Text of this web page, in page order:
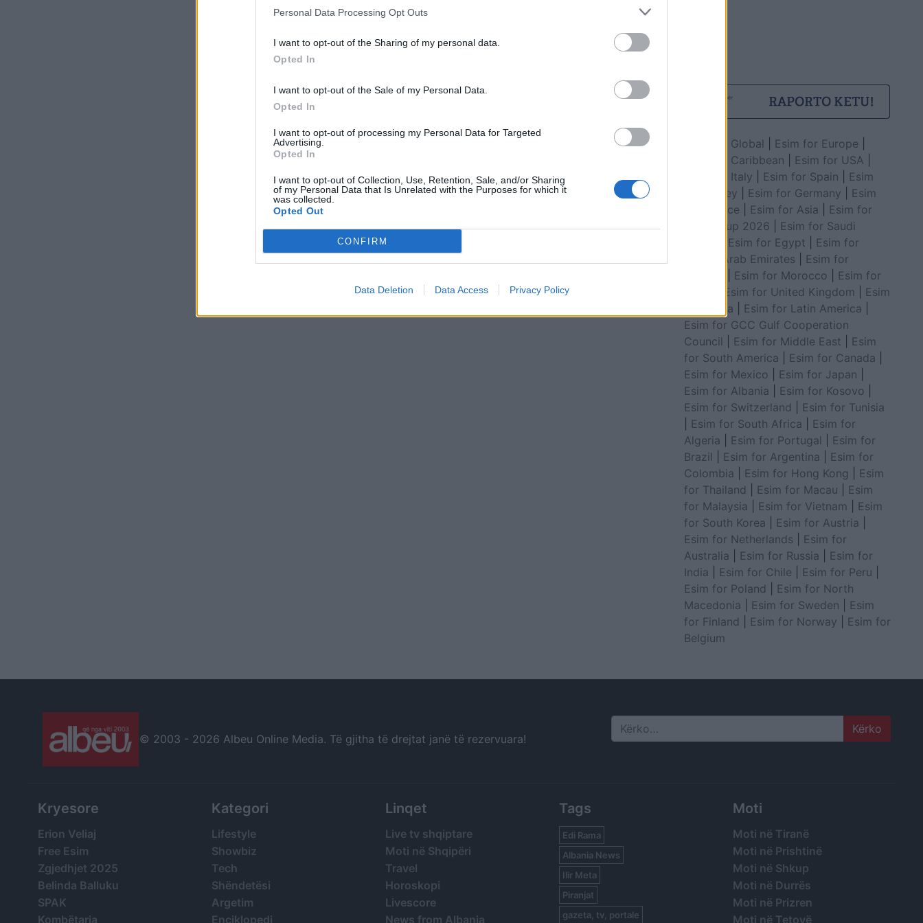
Personal Data Processing Opt Outs
I want to opt-out of the Sharing of my personal data.
Opted In
I want to opt-out of the Sale of my Personal Data.
Opted In
I want to opt-out of processing my Personal Data for Targeted
Advertising.
Opted In
I want to opt-out of Collection, Use, Retention, Sale, and/or Sharing
of my Personal Data that Is Unrelated with the Purposes for which it
was collected.
Opted Out
CONFIRM
Data Deletion Data Access Privacy Policy
Esim for Global Esim for Europe
Esim for Caribbean
Esim for USA
Esim for Italy
Esim for Spain
Esim
for Turkey
Esim for Germany
Esim
for Greece
Esim for Asia
Esim for
World Cup 2026
Esim for Saudi
Esim for Egypt
Esim for
United Arab Emirates
Esim for
Esim for Morocco
Esim for
Esim for United Kingdom
Esim
for Africa
Esim for Latin America
Esim for GCC Gulf Cooperation
Council
Esim for Middle East
Esim
for South America
Esim for Canada
Esim for Mexico
Esim for Japan
Esim for Albania
Esim for Kosovo
Esim for Switzerland
Esim for Tunisia
Esim for South Africa
Esim for
Algeria
Esim for Portugal
Esim for
Brazil
Esim for Argentina
Esim for
Colombia
Esim for Hong Kong
Esim
for Thailand
Esim for Macau
Esim
for Malaysia
Esim for Vietnam
Esim
for South Korea
Esim for Austria
Esim for Netherlands
Esim for
Australia
Esim for Russia
Esim for
India
Esim for Chile Esim for Peru
Esim for Poland
Esim for North
Macedonia
Esim for Sweden
Esim
for Finland
Esim for Norway
Esim for
Belgium
© 2003 - 2026 Albeu Online Media. Të gjitha të drejtat janë të rezervuara! Search
Kryesore
Erion Veliaj
Free Esim
Zgjedhjet 2025
Belinda Balluku
SPAK
Kombëtarja
Kategori
Lifestyle
Showbiz
Tech
Shëndetësi
Argetim
Enciklopedi
Linqet
Live tv shqiptare
Moti në Shqipëri
Travel
Horoskopi
Livescore
News from Albania
Tags
Edi Rama
Albania News
Ilir Meta
Piranjat
gazeta, tv, portale
Moti
Moti në Tiranë
Moti në Prishtinë
Moti në Shkup
Moti në Durrës
Moti në Prizren
Moti në Tetovë